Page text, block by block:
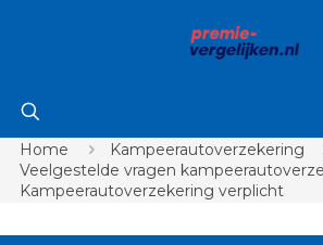
Home
Kampeerautoverzekering
Veelgestelde vragen
Kampeerautoverzekering verplicht